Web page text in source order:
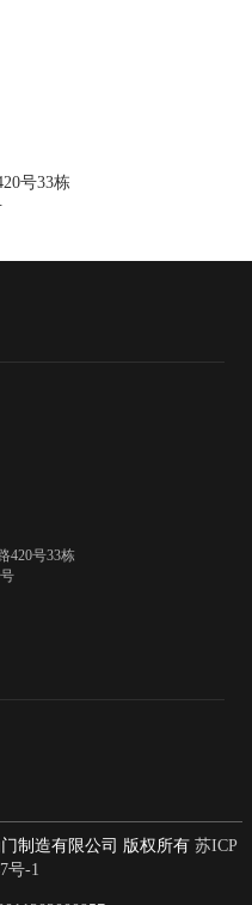
号33栋
420号33栋
制造有限公司 版权所有苏ICP
号-1